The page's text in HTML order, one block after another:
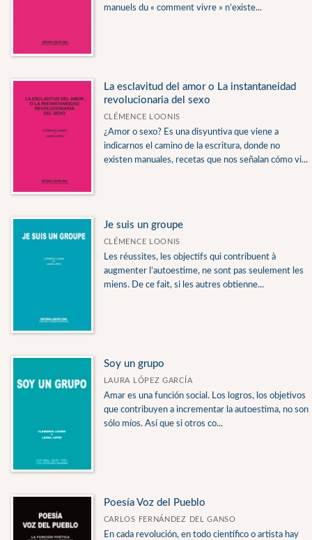
manuels du « comment vivre » n’existe...
La esclavitud del amor o La instantaneidad
revolucionaria del sexo
CLÉMENCE LOONIS
¿Amor o sexo? Es una disyuntiva que viene a
indicarnos el camino de la escritura, donde no
existen manuales, recetas que nos señalan cómo vi...
Je suis un groupe
CLÉMENCE LOONIS
Les réussites, les objectifs qui contribuent à
augmenter l’autoestime, ne sont pas seulement les
miens. De ce fait, si les autres obtienne...
Soy un grupo
LAURA LÓPEZ GARCÍA
Amar es una función social. Los logros, los objetivos
que contribuyen a incrementar la autoestima, no son
sólo míos. Así que si otros co...
Poesía Voz del Pueblo
CARLOS FERNÁNDEZ DEL GANSO
En cada revolución, en todo científico o artista hay